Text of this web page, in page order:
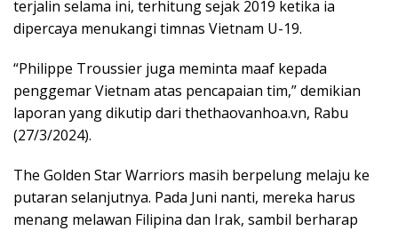
terjalin selama ini, terhitung sejak 2019 ketika ia
dipercaya menukangi timnas Vietnam U-19.
“Philippe Troussier juga meminta maaf kepada
penggemar Vietnam atas pencapaian tim,” demikian
laporan yang dikutip dari thethaovanhoa.vn, Rabu
(27/3/2024).
The Golden Star Warriors masih berpelung melaju ke
putaran selanjutnya. Pada Juni nanti, mereka harus
menang melawan Filipina dan Irak, sambil berharap